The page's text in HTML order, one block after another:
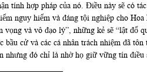
tính hợp pháp của nó. Điều này sẽ có
nguy hiểm và đáng tội nghiệp cho
vọng và vô đạo lý”, những kẻ sẽ “lật đổ
bầu cử và các cá nhân trách nhiệm đã
nhưng đó chỉ là nhờ họ giữ vững tín